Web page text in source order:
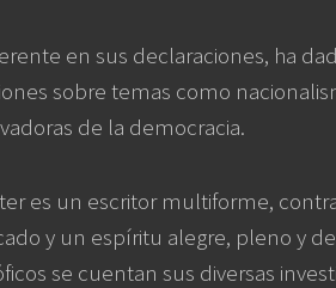
en sus declaraciones, ha
sobre temas como
de la democracia.
es un escritor multiforme,
y un espíritu alegre, pleno y
se cuentan sus diversas